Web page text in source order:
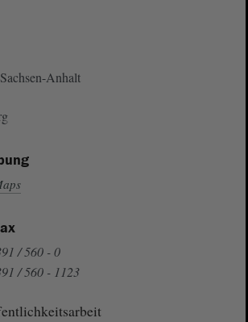
Anhalt
/ 560 - 0
/ 560 - 1123